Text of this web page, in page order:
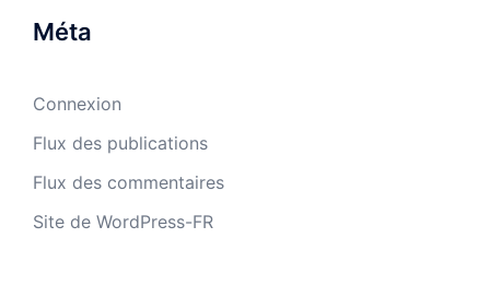
Méta
Connexion
Flux des publications
Flux des commentaires
Site de WordPress-FR